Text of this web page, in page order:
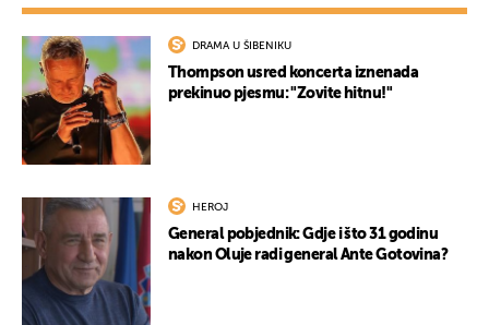
DRAMA U ŠIBENIKU
Thompson usred koncerta iznenada
prekinuo pjesmu: "Zovite hitnu!"
HEROJ
General pobjednik: Gdje i što 31 godinu
nakon Oluje radi general Ante Gotovina?